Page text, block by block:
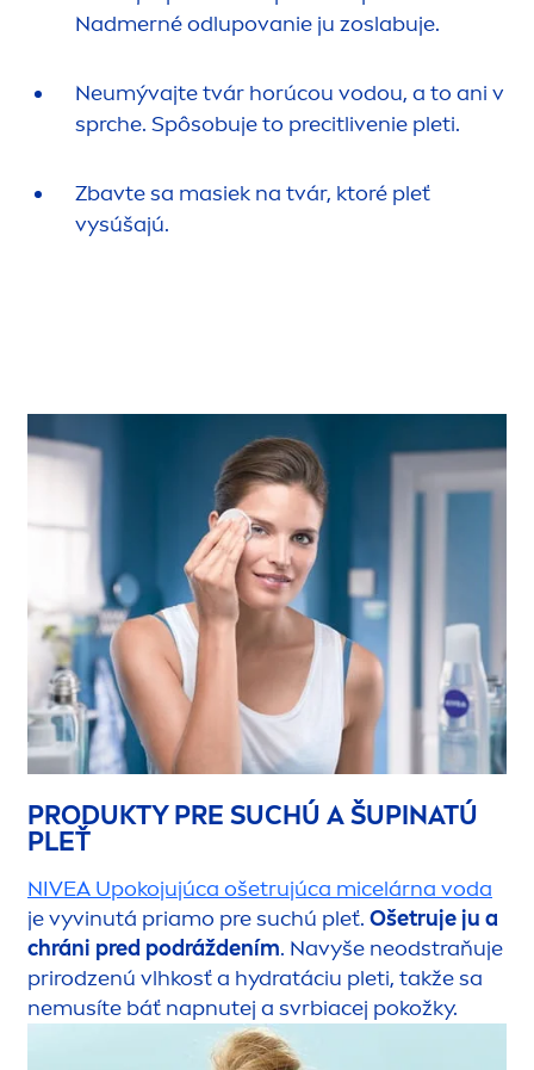
Nadmerné odlupovanie ju zoslabuje.
Neumývajte tvár horúcou vodou, a to ani v
sprche. Spôsobuje to precitlivenie pleti.
Zbavte sa masiek na tvár, ktoré pleť
vysúšajú.
PRODUKTY PRE SUCHÚ A ŠUPINATÚ
PLEŤ
NIVEA Upokojujúca ošetrujúca micelárna voda
je vyvinutá priamo pre suchú pleť. Ošetruje ju a
chráni pred podráždením. Navyše neodstraňuje
prirodzenú vlhkosť a hydratáciu pleti, takže sa
nemusíte báť napnutej a svrbiacej pokožky.